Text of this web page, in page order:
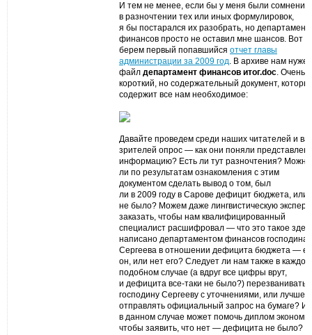
И тем не менее, если бы у меня были сомнения
в разночтении тех или иных формулировок,
я бы постарался их разобрать, но департамент
финансов просто не оставил мне шансов. Вот
берем первый попавшийся отчет главы
администрации за 2009 год. В архиве нам нужен
файл департамент финансов итог.doc. Очень
короткий, но содержательный документ,
содержит все нам необходимое:
Давайте проведем среди наших читателей и
зрителей опрос — как они поняли
информацию? Есть ли тут разночтения? Можно
ли по результатам ознакомления с этим
документом сделать вывод о том, был
ли в 2009 году в Сарове дефицит бюджета, или
не было? Можем даже лингвистическую
заказать, чтобы нам квалифицированный
специалист расшифровал — что это такое
написано департаментом финансов господина
Сергеева в отношении дефицита бюджета —
он, или нет его? Следует ли нам также в каждом
подобном случае (а вдруг все цифры врут,
и дефицита все-таки не было?) перезванивать
господину Сергееву с уточнениями, или лучше
отправлять официальный запрос на бумаге? И
в данном случае может помочь диплом
чтобы заявить, что нет — дефицита не было?